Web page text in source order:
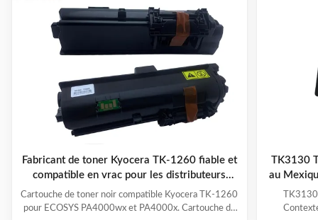
Fabricant de toner Kyocera TK-1260 fiable et
compatible en vrac pour les distributeurs
mondiaux
Cartouche de toner noir compatible Kyocera TK-1260
pour ECOSYS PA4000wx et PA4000x. Cartouche de
TK3130
au